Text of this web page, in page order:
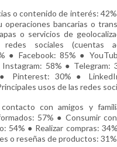
o contenido de interés: 42%
operaciones bancarias o
o servicios de
redes sociales (cuentas
● Facebook: 85% ●
58% ● Telegram:
Pinterest: 30% ●
usos de las redes
con amigos y
57% ● Consumir
54% ● Realizar compras:
o reseñas de productos: